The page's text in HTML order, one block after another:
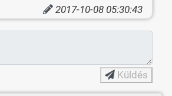
2017-10-08 05:30:43
Küldés